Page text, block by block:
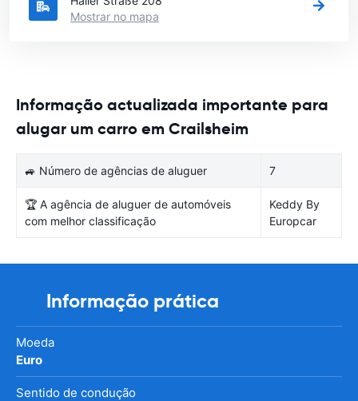
Mostrar no mapa
Informação actualizada importante para
alugar um carro em Crailsheim
🚙 Número de agências de aluguer 7
🏆 A agência de aluguer de automóveis
com melhor classificação
Keddy By
Europcar
Informação prática
Moeda
Euro
Sentido de condução